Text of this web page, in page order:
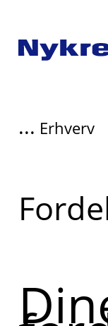
... Erhverv
Read
more